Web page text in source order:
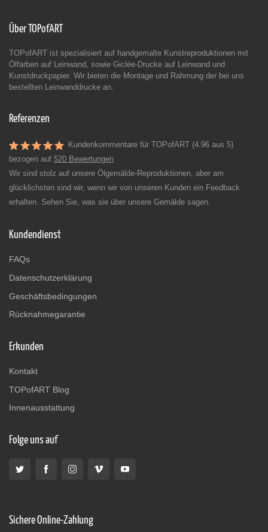
Über TOPofART
TOPofART ist spezialisiert auf handgemalte Kunstreproduktionen mit
Ölfarben auf Leinwand, sowie Giclée-Drucke auf Leinwand und
Kunstdruckpapier. Wir bieten die Montage und Rahmung der bei uns
bestellten Leinwanddrucke an.
Referenzen
Kundenkommentare für TOPofART (4.96 aus 5)
bezogen auf 520 Bewertungen
Wir sind stolz auf unsere Ölgemälde-Reproduktionen, aber am
glücklichsten sind wir, wenn wir von unseren Kunden ein Feedback
erhalten. Sehen Sie, was sie über unsere Gemälde sagen.
Kundendienst
FAQs
Datenschutzerklärung
Geschäftsbedingungen
Rücknahmegarantie
Erkunden
Kontakt
TOPofART Blog
Innenausstattung
Folge uns auf
Sichere Online-Zahlung